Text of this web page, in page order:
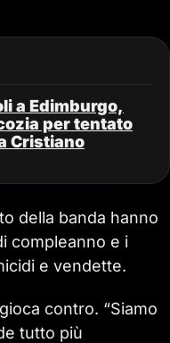
a Edimburgo,
per tentato
Cristiano
della banda hanno
compleanno e i
e vendette.
contro. “Siamo
tutto più